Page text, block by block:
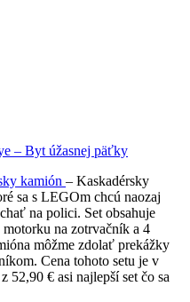
– Byt úžasnej päťky
kamión – Kaskadérsky
sa s LEGOm chcú naozaj
na polici. Set obsahuje
na zotrvačník a 4
môžme zdolať prekážky
Cena tohoto setu je v
52,90 € asi najlepší set čo sa